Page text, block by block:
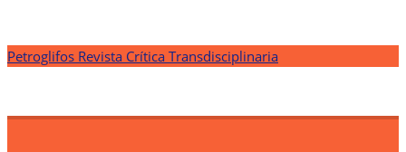
Saltar
Petroglifos Revista Crítica Transdisciplinaria